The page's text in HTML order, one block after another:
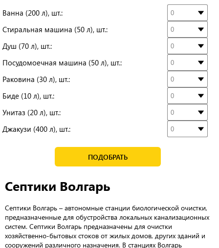
Ванна (200 л), шт.:
Стиральная машина (50 л), шт.:
Душ (70 л), шт.:
Посудомоечная машина (50 л), шт.:
Раковина (30 л), шт.:
Биде (10 л), шт.:
Унитаз (20 л), шт.:
Джакузи (400 л), шт.:
ПОДОБРАТЬ
Септики Волгарь
Септики Волгарь – автономные станции биологической очистки,
предназначенные для обустройства локальных канализационных
систем. Септики Волгарь предназначены для очистки
хозяйственно-бытовых стоков от жилых домов, других зданий и
сооружений различного назначения. В станциях Волгарь